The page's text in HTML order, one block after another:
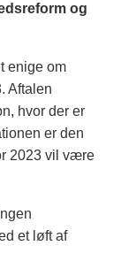
og
enige om
Aftalen
hvor der er
er den
2023 vil være
et løft af